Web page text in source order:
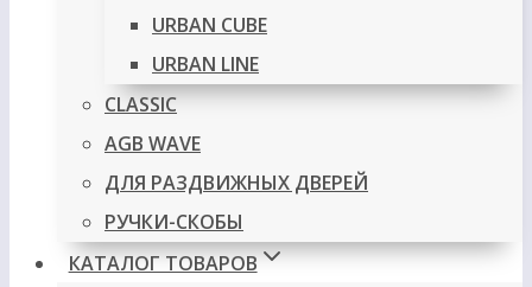
URBAN CUBE
URBAN LINE
CLASSIC
AGB WAVE
ДЛЯ РАЗДВИЖНЫХ ДВЕРЕЙ
РУЧКИ-СКОБЫ
КАТАЛОГ ТОВАРОВ